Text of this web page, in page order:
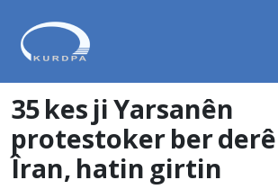
35 kes ji Yarsanên
protestoker ber
Îran, hatin girtin